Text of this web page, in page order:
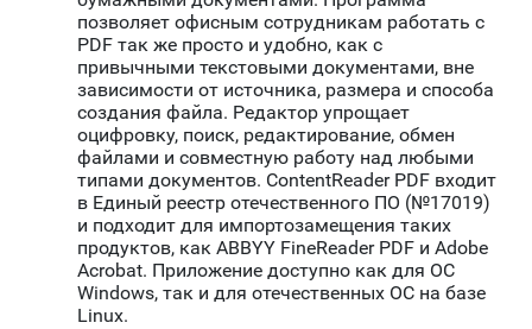
позволяет офисным сотрудникам работать с
PDF так же просто и удобно, как с
привычными текстовыми документами, вне
зависимости от источника, размера и способа
создания файла. Редактор упрощает
оцифровку, поиск, редактирование, обмен
файлами и совместную работу над любыми
типами документов. ContentReader PDF входит
в Единый реестр отечественного ПО (№17019)
и подходит для импортозамещения таких
продуктов, как ABBYY FineReader PDF и Adobe
Acrobat. Приложение доступно как для OC
Windows, так и для отечественных ОС на базе
Linux.